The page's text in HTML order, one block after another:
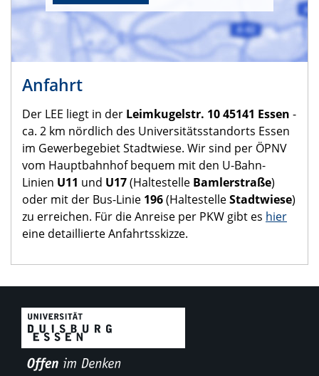
Anfahrt
Der LEE liegt in der Leimkugelstr. 10 45141 Essen -
ca. 2 km nördlich des Universitätsstandorts Essen
im Gewerbegebiet Stadtwiese. Wir sind per ÖPNV
vom Hauptbahnhof bequem mit den U-Bahn-
Linien U11 und U17(Haltestelle Bamlerstraße)
oder mit der Bus-Linie 196(HaltestelleStadtwiese)
zu erreichen. Für die Anreise per PKW gibt es hier
eine detaillierte Anfahrtsskizze.